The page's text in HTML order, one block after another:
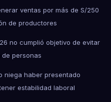
ventas por más de S/250
de productores
no cumplió objetivo de evitar
personas
niega haber presentado
estabilidad laboral